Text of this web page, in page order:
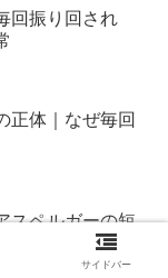
回振り回され
正体｜なぜ毎回
スペルガーの短
サイドバー